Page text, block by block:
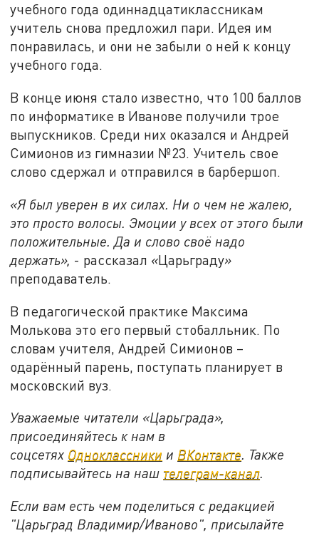
учебного года одиннадцатиклассникам
учитель снова предложил пари. Идея им
понравилась, и они не забыли о ней к концу
учебного года.
В конце июня стало известно, что 100 баллов
по информатике в Иванове получили трое
выпускников. Среди них оказался и Андрей
Симионов из гимназии №23. Учитель свое
слово сдержал и отправился в барбершоп.
«Я был уверен в их силах. Ни о чем не жалею,
это просто волосы. Эмоции у всех от этого были
положительные. Да и слово своё надо
держать», - рассказал «Царьграду»
преподаватель.
В педагогической практике Максима
Молькова это его первый стобалльник. По
словам учителя, Андрей Симионов –
одарённый парень, поступать планирует в
московский вуз.
Уважаемые читатели «Царьграда»,
присоединяйтесь к нам в
соцсетях Одноклассники и ВКонтакте. Также
подписывайтесь на наш телеграм-канал.
Если вам есть чем поделиться с редакцией
"Царьград Владимир/Иваново", присылайте